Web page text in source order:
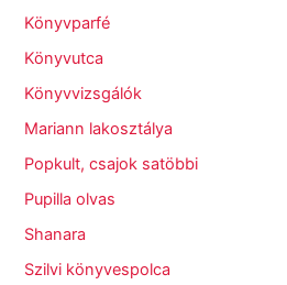
Könyvparfé
Könyvutca
Könyvvizsgálók
Mariann lakosztálya
Popkult, csajok satöbbi
Pupilla olvas
Shanara
Szilvi könyvespolca